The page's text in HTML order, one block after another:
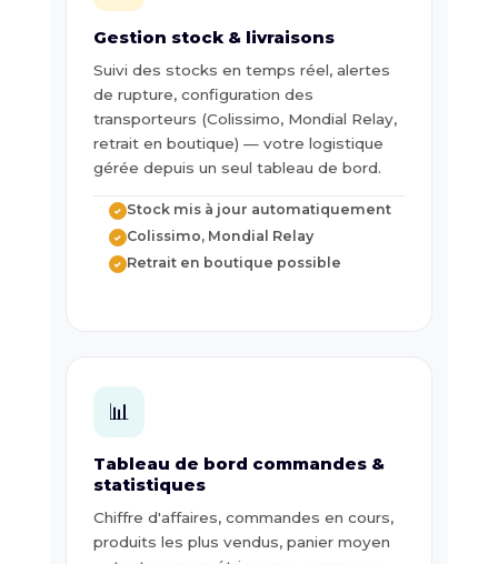
Gestion stock & livraisons
Suivi des stocks en temps réel, alertes
de rupture, configuration des
transporteurs (Colissimo, Mondial Relay,
retrait en boutique) — votre logistique
gérée depuis un seul tableau de bord.
✓ Stock mis à jour automatiquement
✓ Colissimo, Mondial Relay
✓ Retrait en boutique possible
📊
Tableau de bord commandes &
statistiques
Chiffre d'affaires, commandes en cours,
produits les plus vendus, panier moyen